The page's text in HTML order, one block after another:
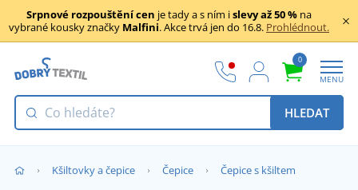
Srpnové rozpouštění cen je tady a s ním islevy až 50 % na
vybrané kousky značky Malfini. Akce trvá jen do 16.8. Prohlédnout.
0
MENU
HLEDAT
Kšiltovky a čepice Čepice Čepice s kšiltem